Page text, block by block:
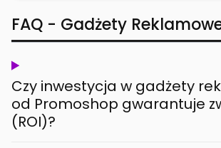
FAQ - Gadżety
Czy inwestycja w gadżety
od Promoshop gwarantuje
(ROI)?